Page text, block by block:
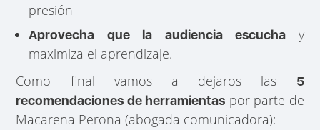
presión
Aprovecha que la audiencia escucha y
maximiza el aprendizaje.
Como final vamos a dejaros las
5
recomendaciones de herramientas por parte de
Macarena Perona (abogada comunicadora):